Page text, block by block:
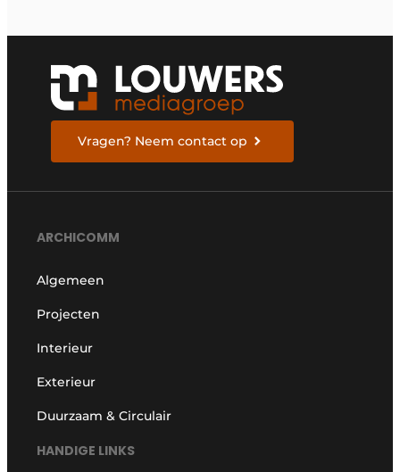
Vragen? Neem contact op
ARCHICOMM
Algemeen
Projecten
Interieur
Exterieur
Duurzaam & Circulair
HANDIGE LINKS